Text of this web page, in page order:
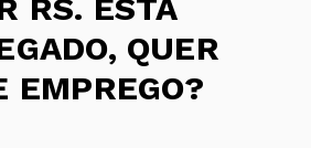
RS. ESTÁ
QUER
EMPREGO?